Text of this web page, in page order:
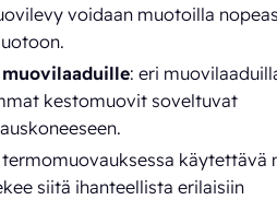
voidaan muotoilla
: eri
kestomuovit soveltuvat
termomuovauksessa käytettävä
siitä ihanteellista erilaisiin